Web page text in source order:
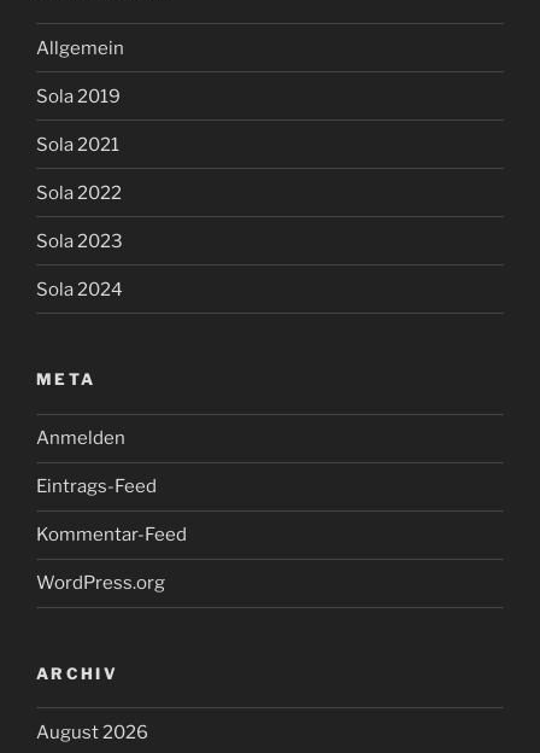
Allgemein
Sola 2019
Sola 2021
Sola 2022
Sola 2023
Sola 2024
META
Anmelden
Eintrags-Feed
Kommentar-Feed
WordPress.org
ARCHIV
August 2026